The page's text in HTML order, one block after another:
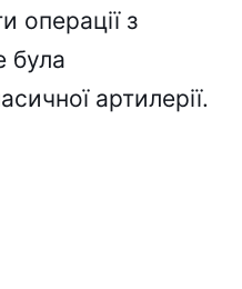
операції з
була
артилерії.